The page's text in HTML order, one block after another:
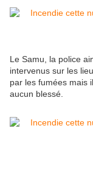
Le Samu, la police
intervenus sur les
par les fumées mais
aucun blessé.